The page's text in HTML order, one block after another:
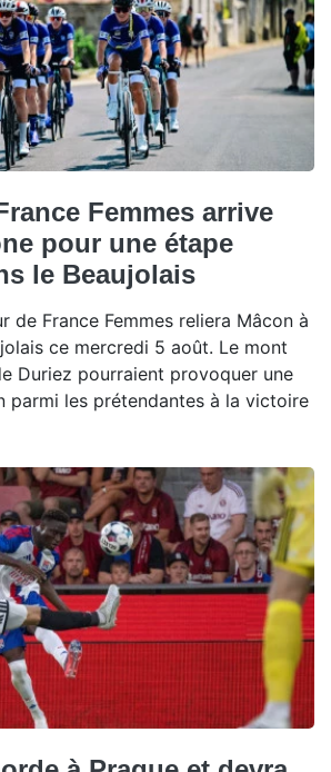
Femmes arrive
pour une étape
le Beaujolais
de France Femmes reliera Mâcon à
ce mercredi 5 août. Le mont
Duriez pourraient provoquer une
parmi les prétendantes à la victoire